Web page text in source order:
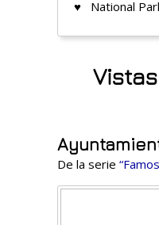
♥ National
De la serie